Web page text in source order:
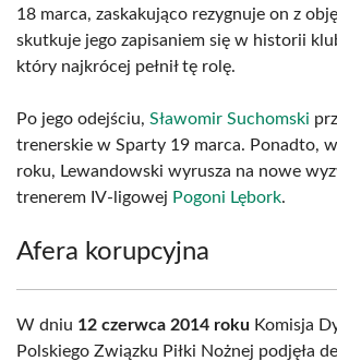
18 marca, zaskakująco rezygnuje on z
skutkuje jego zapisaniem się w historii
który najkrócej pełnił tę rolę.
Po jego odejściu, Sławomir Suchomski
trenerskie w Sparty 19 marca. Ponadto,
roku, Lewandowski wyrusza na nowe
trenerem IV-ligowej Pogoni Lębork.
Afera korupcyjna
W dniu 12 czerwca 2014 roku Komisja
Polskiego Związku Piłki Nożnej podjęła